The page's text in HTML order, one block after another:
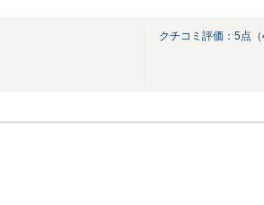
クチコミ評価： 5点（